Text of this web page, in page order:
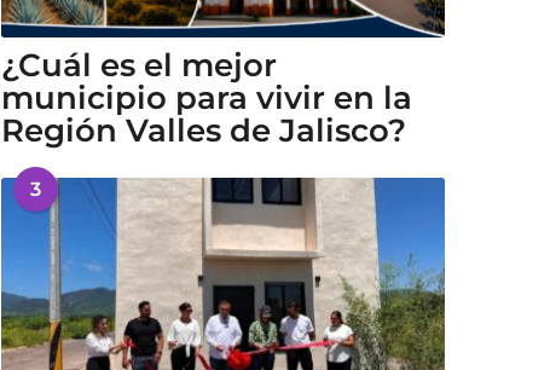
¿Cuál es el mejor
municipio para vivir en la
Región Valles de Jalisco?
3